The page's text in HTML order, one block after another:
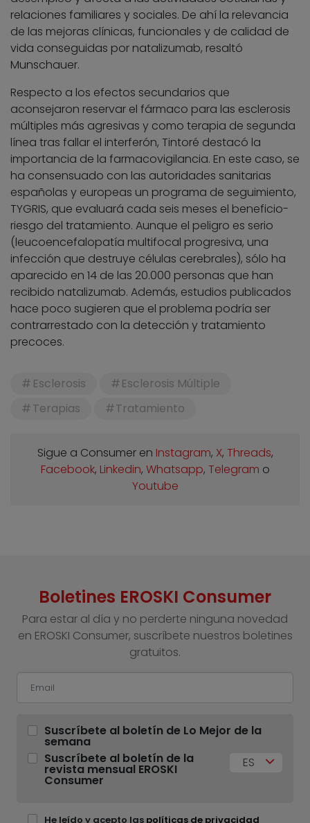
relaciones familiares y sociales. De ahí la relevancia
de las mejoras clínicas, funcionales y de calidad de
vida conseguidas por natalizumab, resaltó
Munschauer.
Respecto a los efectos secundarios que
aconsejaron reservar el fármaco para las esclerosis
múltiples más agresivas y como terapia de segunda
línea tras fallar el interferón, Tintoré destacó la
importancia de la farmacovigilancia. En este caso, se
ha consensuado con las autoridades sanitarias
españolas y europeas un programa de seguimiento,
TYGRIS, que evaluará cada seis meses el beneficio-
riesgo del tratamiento. Aunque el peligro es serio
(leucoencefalopatía multifocal progresiva, una
infección que destruye células cerebrales), sólo ha
aparecido en 14 de las 20.000 personas que han
recibido natalizumab. Además, estudios publicados
hace poco sugieren que el problema podría ser
contrarrestado con la detección y tratamiento
precoces.
Esclerosis
Esclerosis Múltiple
Terapias
Tratamiento
Sigue a Consumer en Instagram, X, Threads,
Facebook, Linkedin, Whatsapp, Telegram o
Youtube
Boletines EROSKI Consumer
Para estar al día y no perderte ninguna novedad
en EROSKI Consumer, suscríbete nuestros boletines
gratuitos.
Suscríbete al boletín de Lo Mejor de la
semana
Suscríbete al boletín de la
revista mensual EROSKI
Consumer
ES
He leído y acepto las políticas de privacidad